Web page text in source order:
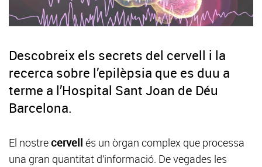
Descobreix els secrets del cervell i la
recerca sobre l’epilèpsia que es duu a
terme a l’Hospital Sant Joan de Déu
Barcelona.
El nostrecervell és un òrgan complex que processa
una gran quantitat d’informació. De vegades les